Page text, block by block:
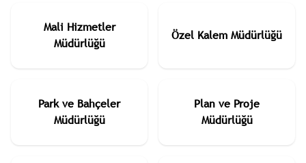
Mali Hizmetler
Müdürlüğü
Özel Kalem Müdürlüğü
Park ve Bahçeler
Müdürlüğü
Plan ve Proje
Müdürlüğü